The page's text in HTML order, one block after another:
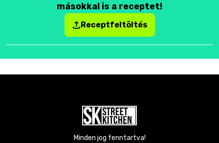
másokkal is a receptet!
Receptfeltöltés
Minden jog fenntartva!